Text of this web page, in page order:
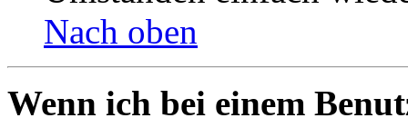
Nach oben
Wenn ich bei einem